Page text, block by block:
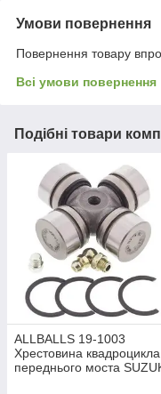
Умови повернення
Повернення товару
Всі умови повернення
Подібні товари
ALLBALLS 19-1003
Хрестовина квадроцикла
переднього моста